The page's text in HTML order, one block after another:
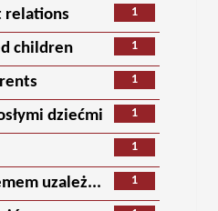
1
relations
1
children
1
1
dziećmi
1
1
uzależ...